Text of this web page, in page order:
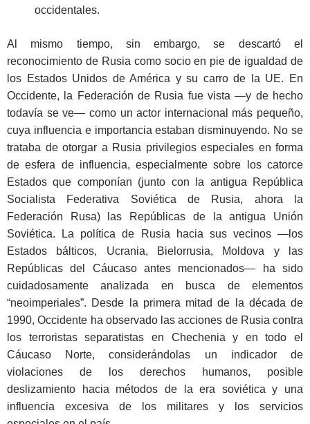
occidentales.
Al mismo tiempo, sin embargo, se descartó el
reconocimiento de Rusia como socio en pie de igualdad de
los Estados Unidos de América y su carro de la UE. En
Occidente, la Federación de Rusia fue vista —y de hecho
todavía se ve— como un actor internacional más pequeño,
cuya influencia e importancia estaban disminuyendo. No se
trataba de otorgar a Rusia privilegios especiales en forma
de esfera de influencia, especialmente sobre los catorce
Estados que componían (junto con la antigua República
Socialista Federativa Soviética de Rusia, ahora la
Federación Rusa) las Repúblicas de la antigua Unión
Soviética. La política de Rusia hacia sus vecinos —los
Estados bálticos, Ucrania, Bielorrusia, Moldova y las
Repúblicas del Cáucaso antes mencionados— ha sido
cuidadosamente analizada en busca de elementos
“neoimperiales”. Desde la primera mitad de la década de
1990, Occidente ha observado las acciones de Rusia contra
los terroristas separatistas en Chechenia y en todo el
Cáucaso Norte, considerándolas un indicador de
violaciones de los derechos humanos, posible
deslizamiento hacia métodos de la era soviética y una
influencia excesiva de los militares y los servicios